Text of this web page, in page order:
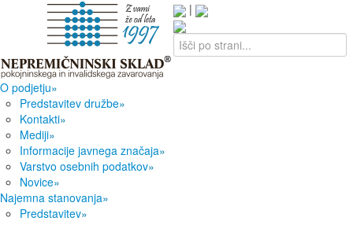
|
O podjetju»
Predstavitev družbe»
Kontakti»
Mediji»
Informacije javnega značaja»
Varstvo osebnih podatkov»
Novice»
Najemna stanovanja»
Predstavitev»